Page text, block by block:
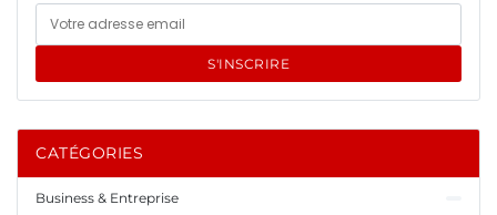
S'INSCRIRE
CATÉGORIES
Business & Entreprise